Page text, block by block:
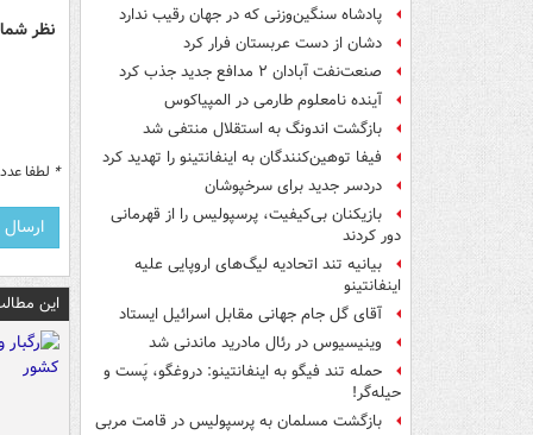
پادشاه سنگین‌وزنی که در جهان رقیب ندارد
دشان از دست عربستان فرار کرد
صنعت‌نفت آبادان ۲ مدافع جدید جذب کرد
آینده نامعلوم طارمی در المپیاکوس
بازگشت اندونگ به استقلال منتفی شد
فیفا توهین‌کنندگان به اینفانتینو را تهدید کرد
دردسر جدید برای سرخپوشان
بازیکنان بی‌کیفیت، پرسپولیس را از قهرمانی
دور کردند
بیانیه تند اتحادیه لیگ‌های اروپایی علیه
اینفانتینو
آقای گل جام جهانی مقابل اسرائیل ایستاد
وینیسیوس در رئال مادرید ماندنی شد
حمله تند فیگو به اینفانتینو: دروغگو، پَست‌ و
حیله‌گر!
بازگشت مسلمان به پرسپولیس در قامت مربی
نظر
* لطفا
این